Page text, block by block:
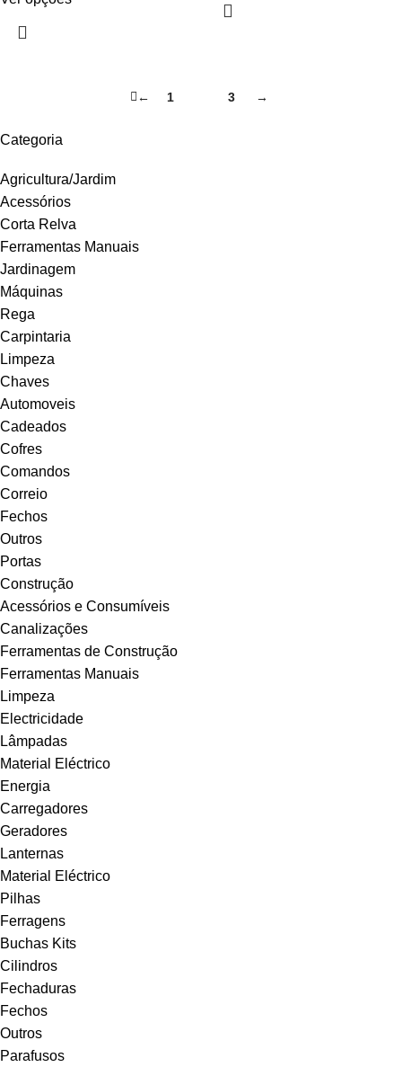
Categoria
Agricultura/Jardim
Acessórios
Corta Relva
Ferramentas Manuais
Jardinagem
Máquinas
Rega
Carpintaria
Limpeza
Chaves
Automoveis
Cadeados
Cofres
Comandos
Correio
Fechos
Outros
Portas
Construção
Acessórios e Consumíveis
Canalizações
Ferramentas de Construção
Ferramentas Manuais
Limpeza
Electricidade
Lâmpadas
Material Eléctrico
Energia
Carregadores
Geradores
Lanternas
Material Eléctrico
Pilhas
Ferragens
Buchas Kits
Cilindros
Fechaduras
Fechos
Outros
Parafusos
← 1 3 →